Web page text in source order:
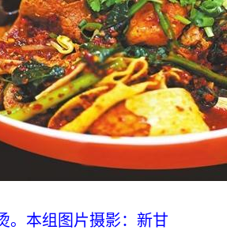
。本组图片摄影：新甘